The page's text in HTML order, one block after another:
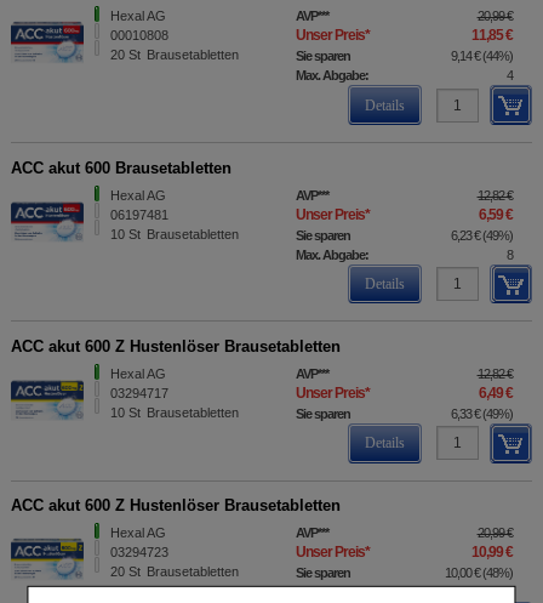
Hexal AG
00010808
20 St Brausetabletten
AVP*** 20,99 €
Unser Preis* 11,85 €
Sie sparen 9,14 € (44%)
Max. Abgabe:
4
Details
ACC akut 600 Brausetabletten
Hexal AG
06197481
10 St Brausetabletten
AVP*** 12,82 €
Unser Preis* 6,59 €
Sie sparen 6,23 € (49%)
Max. Abgabe:
8
Details
ACC akut 600 Z Hustenlöser Brausetabletten
Hexal AG
03294717
10 St Brausetabletten
AVP*** 12,82 €
Unser Preis* 6,49 €
Sie sparen 6,33 € (49%)
Details
ACC akut 600 Z Hustenlöser Brausetabletten
Hexal AG
03294723
20 St Brausetabletten
AVP*** 20,99 €
Unser Preis* 10,99 €
Sie sparen 10,00 € (48%)